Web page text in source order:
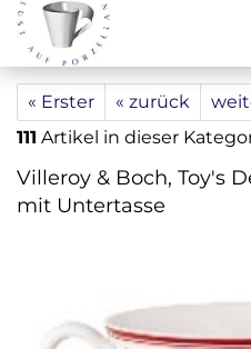
« Erster « zurück
111 Artikel in dieser
Villeroy & Boch, Toy's
mit Untertasse